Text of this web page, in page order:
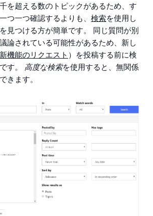
を超える数のトピックがあるため、す
つ一つ確認するよりも、 検索を使用し
見つける方が簡単です。 同じ質問が別
論されている可能性があるため、新し
新機能のリクエスト ）を投稿する前に検
す。 高度な検索を使用すると、無関係
きます。